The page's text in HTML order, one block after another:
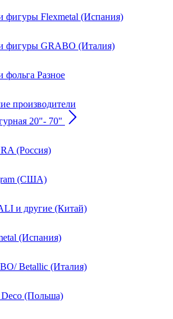
фигуры Flexmetal (Испания)
фигуры GRABO (Италия)
Разное
производители
20"- 70"
(Россия)
(США)
и другие (Китай)
(Испания)
Betallic (Италия)
Deco (Польша)